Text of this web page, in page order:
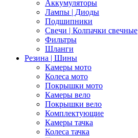
Аккумуляторы
Лампы | Диоды
Подшипники
Свечи | Колпачки свечные
Фильтры
Шланги
Резина | Шины
Камеры мото
Колеса мото
Покрышки мото
Камеры вело
Покрышки вело
Комплектующие
Камеры тачка
Колеса тачка